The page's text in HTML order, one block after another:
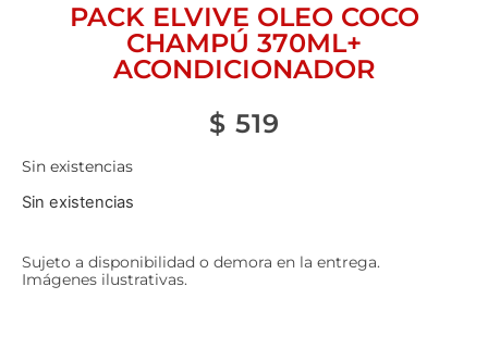
PACK ELVIVE OLEO COCO
CHAMPÚ 370ML+
ACONDICIONADOR
$ 519
Sin existencias
Sin existencias
Sujeto a disponibilidad o demora en la entrega.
Imágenes ilustrativas.